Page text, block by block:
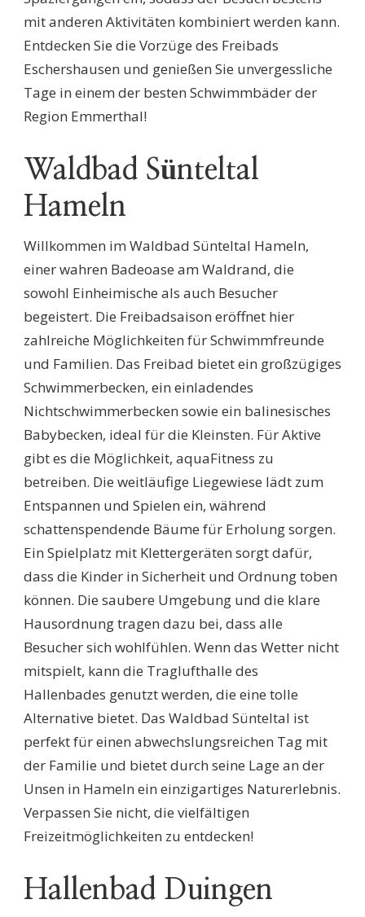
mit anderen Aktivitäten kombiniert werden kann.
Entdecken Sie die Vorzüge des Freibads
Eschershausen und genießen Sie unvergessliche
Tage in einem der besten Schwimmbäder der
Region Emmerthal!
Waldbad Sünteltal
Hameln
Willkommen im Waldbad Sünteltal Hameln,
einer wahren Badeoase am Waldrand, die
sowohl Einheimische als auch Besucher
begeistert. Die Freibadsaison eröffnet hier
zahlreiche Möglichkeiten für Schwimmfreunde
und Familien. Das Freibad bietet ein großzügiges
Schwimmerbecken, ein einladendes
Nichtschwimmerbecken sowie ein balinesisches
Babybecken, ideal für die Kleinsten. Für Aktive
gibt es die Möglichkeit, aquaFitness zu
betreiben. Die weitläufige Liegewiese lädt zum
Entspannen und Spielen ein, während
schattenspendende Bäume für Erholung sorgen.
Ein Spielplatz mit Klettergeräten sorgt dafür,
dass die Kinder in Sicherheit und Ordnung toben
können. Die saubere Umgebung und die klare
Hausordnung tragen dazu bei, dass alle
Besucher sich wohlfühlen. Wenn das Wetter nicht
mitspielt, kann die Traglufthalle des
Hallenbades genutzt werden, die eine tolle
Alternative bietet. Das Waldbad Sünteltal ist
perfekt für einen abwechslungsreichen Tag mit
der Familie und bietet durch seine Lage an der
Unsen in Hameln ein einzigartiges Naturerlebnis.
Verpassen Sie nicht, die vielfältigen
Freizeitmöglichkeiten zu entdecken!
Hallenbad Duingen